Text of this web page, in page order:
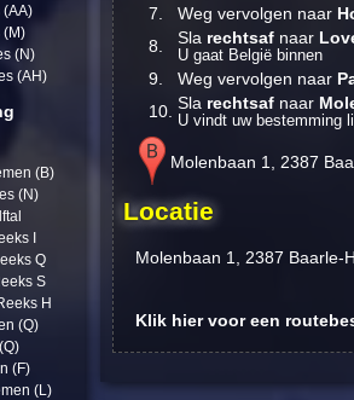
(AA)
(M)
(N)
(AH)
(B)
(N)
I
Q
S
H
(Q)
(F)
(L)
7.
Weg vervolgen naar
8.
Sla rechtsaf naar
U gaat België binnen
9. Weg vervolgen naar
10. Sla rechtsaf naar
U vindt uw bestemming
Molenbaan 1, 2387
Locatie
Molenbaan 1, 2387 Baarle-
Klik hier voor een